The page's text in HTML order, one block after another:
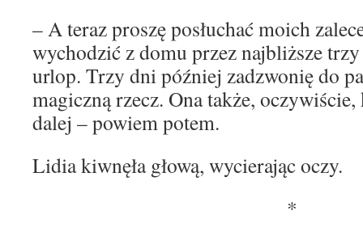
– A teraz proszę posłuchać moich
wychodzić z domu przez najbliższe
urlop. Trzy dni później zadzwonię do
magiczną rzecz. Ona także,
dalej – powiem potem.
Lidia kiwnęła głową, wycierając oczy.
*